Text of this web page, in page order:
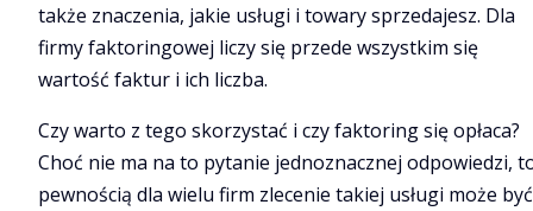
także znaczenia, jakie usługi i towary sprzedajesz. Dla
firmy faktoringowej liczy się przede wszystkim się
wartość faktur i ich liczba.
Czy warto z tego skorzystać i czy faktoring się opłaca?
Choć nie ma na to pytanie jednoznacznej odpowiedzi,
pewnością dla wielu firm zlecenie takiej usługi może być